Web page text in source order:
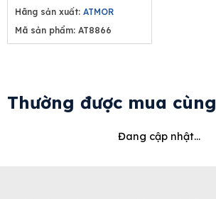
Hãng sản xuất: ATMOR
Mã sản phẩm: AT8866
Thường được mua cùng
Đang cập nhật...